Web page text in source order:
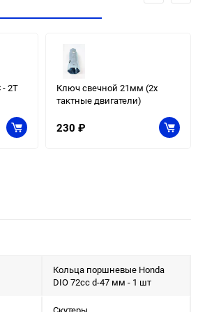
- 2Т
Ключ свечной 21мм (2х
тактные двигатели)
230 ₽
Кольца поршневые Honda
DIO 72cc d-47 мм - 1 шт